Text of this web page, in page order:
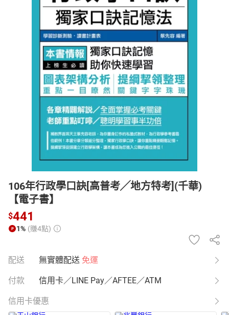
居家生活 3C家電 運動休閒 親子玩具
男裝 化妝保養
日本購物 電子/紙本書
106年行政學口訣[高普考╱地方特考](千華)
【電子書】
$441
1% (賺4點)
配送 無實體配送 免運
付款 信用卡／LINE Pay／AFTEE／ATM
信用卡優惠